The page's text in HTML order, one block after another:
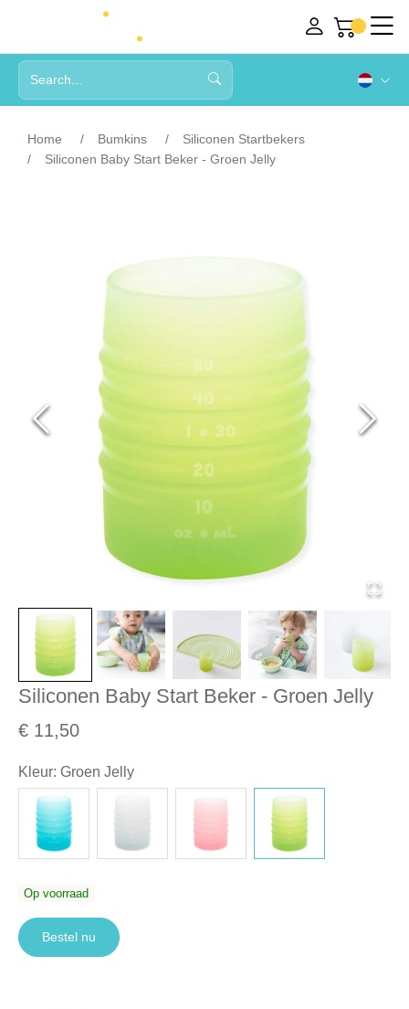
Home Bumkins
Siliconen Startbekers
Siliconen Baby Start Beker - Groen Jelly
Siliconen Baby Start Beker - Groen Jelly
€ 11,50
Kleur: Groen Jelly
Op voorraad
Bestel nu